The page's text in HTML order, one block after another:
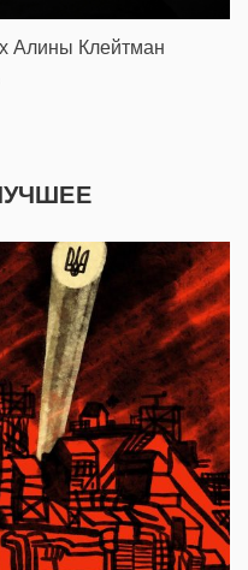
Алины Клейтман